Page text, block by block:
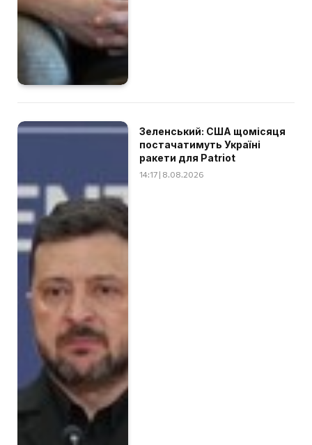
Зеленський: США щомісяця
постачатимуть Україні
ракети для Patriot
14:17 | 8.08.2026